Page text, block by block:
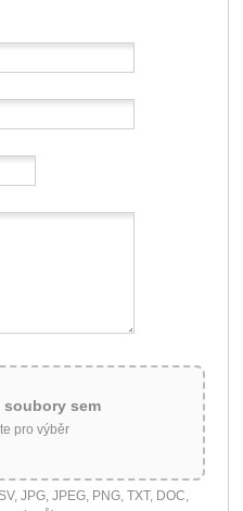
soubory sem
pro výběr
JPG, JPEG, PNG, TXT, DOC,